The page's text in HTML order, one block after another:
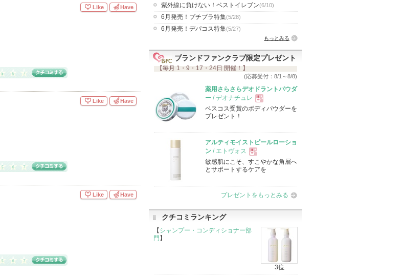
Like Have
Like Have
Like Have
紫外線に負けない！ベストイレブン(6/10)
6月発売！プチプラ特集(5/28)
6月発売！デパコス特集(5/27)
もっとみる
ブランドファンクラブ限定プレゼント
【毎月 1・9・17・24日 開催！】
(応募受付：8/1～8/8)
薬用さらさらデオドラントパウダ
ー / デオナチュレ
現
品
ベスコス受賞のボディパウダーを
プレゼント！
アルティモイストピールローショ
ン / エトヴォス
現
品
敏感肌にこそ、すこやかな角層へ
とサポートするケアを
プレゼントをもっとみる
クチコミランキング
【 シャンプー・コンディショナー部
門 】
3位